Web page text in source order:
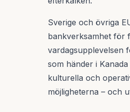
Sverige och övriga
bankverksamhet för
vardagsupplevelsen
som händer i
kulturella och
möjligheterna – och